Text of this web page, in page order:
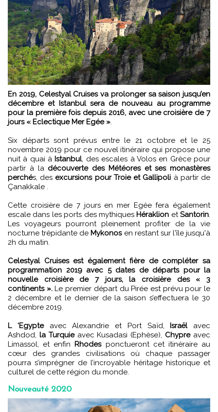
En 2019, Celestyal Cruises va prolonger sa saison jusqu’en
décembre et Istanbul sera de nouveau au programme
pour la première fois depuis 2016, avec une croisière de 7
jours « Eclectique Mer Egée ».
Six départs sont prévus entre le 21 octobre et le 25
novembre 2019 pour ce nouvel itinéraire qui propose une
nuit à quai à Istanbul, des escales à Volos en Grèce pour
partir à la découverte des Météores et ses monastères
perchés, des excursions pour Troie et Gallipoli à partir de
Çanakkale .
Cette croisière de 7 jours en mer Egée fera également
escale dans les ports des mythiques Héraklion etSantorin.
Les voyageurs pourront pleinement profiter de la vie
nocturne trépidante de Mykonosen restant sur l'île jusqu'à
2h du matin.
Celestyal Cruises est également fière de compléter sa
programmation 2019 avec 5 dates de départs pour la
nouvelle croisière de 7 jours, la croisière des « 3
continents ».Le premier départ du Pirée est prévu pour le
2 décembre et le dernier de la saison s’effectuera le 30
décembre 2019.
L ‘Egypteavec Alexandrie et Port Saïd, Israëlavec
Ashdod, la Turquieavec Kusadasi (Ephèse), Chypreavec
Limassol, et enfin Rhodes ponctueront cet itinéraire au
cœur des grandes civilisations où chaque passager
pourra s’imprégner de l’incroyable héritage historique et
culturel de cette région du monde.
Nouveauté 2020